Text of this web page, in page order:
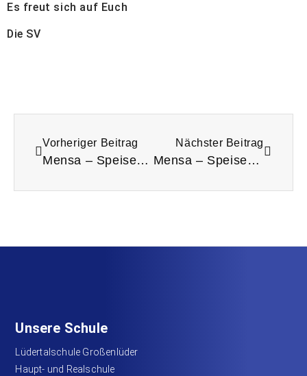
Es freut sich auf Euch
Die SV
Vorheriger Beitrag
Mensa – Speiseplan
Nächster Beitrag
Mensa – Speiseplan
Unsere Schule
Lüdertalschule Großenlüder
Haupt- und Realschule